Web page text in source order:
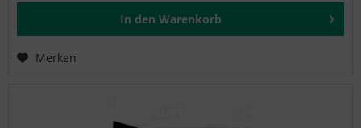
In den Warenkorb
Merken